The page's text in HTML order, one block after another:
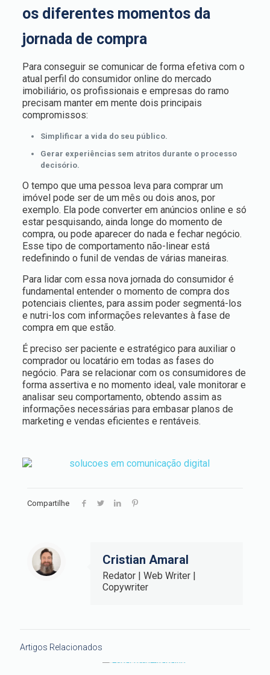
os diferentes momentos da
jornada de compra
Para conseguir se comunicar de forma efetiva com o
atual perfil do consumidor online do mercado
imobiliário, os profissionais e empresas do ramo
precisam manter em mente dois principais
compromissos:
Simplificar a vida do seu público.
Gerar experiências sem atritos durante o processo
decisório.
O tempo que uma pessoa leva para comprar um
imóvel pode ser de um mês ou dois anos, por
exemplo. Ela pode converter em anúncios online e só
estar pesquisando, ainda longe do momento de
compra, ou pode aparecer do nada e fechar negócio.
Esse tipo de comportamento não-linear está
redefinindo o funil de vendas de várias maneiras.
Para lidar com essa nova jornada do consumidor é
fundamental entender o momento de compra dos
potenciais clientes, para assim poder segmentá-los
e nutri-los com informações relevantes à fase de
compra em que estão.
É preciso ser paciente e estratégico para auxiliar o
comprador ou locatário em todas as fases do
negócio. Para se relacionar com os consumidores de
forma assertiva e no momento ideal, vale monitorar e
analisar seu comportamento, obtendo assim as
informações necessárias para embasar planos de
marketing e vendas eficientes e rentáveis.
Compartilhe
Cristian Amaral
Redator | Web Writer |
Copywriter
Artigos Relacionados